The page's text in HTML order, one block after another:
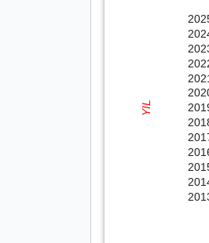
YIL